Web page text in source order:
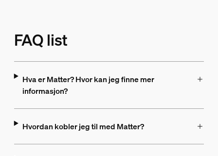
FAQ list
Hva er Matter? Hvor kan jeg finne mer
informasjon?
Hvordan kobler jeg til med Matter?